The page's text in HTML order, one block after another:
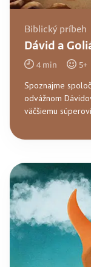
Biblický príbeh
Dávid a
4 min 5+
Spoznajme
odvážnom
väčšiemu